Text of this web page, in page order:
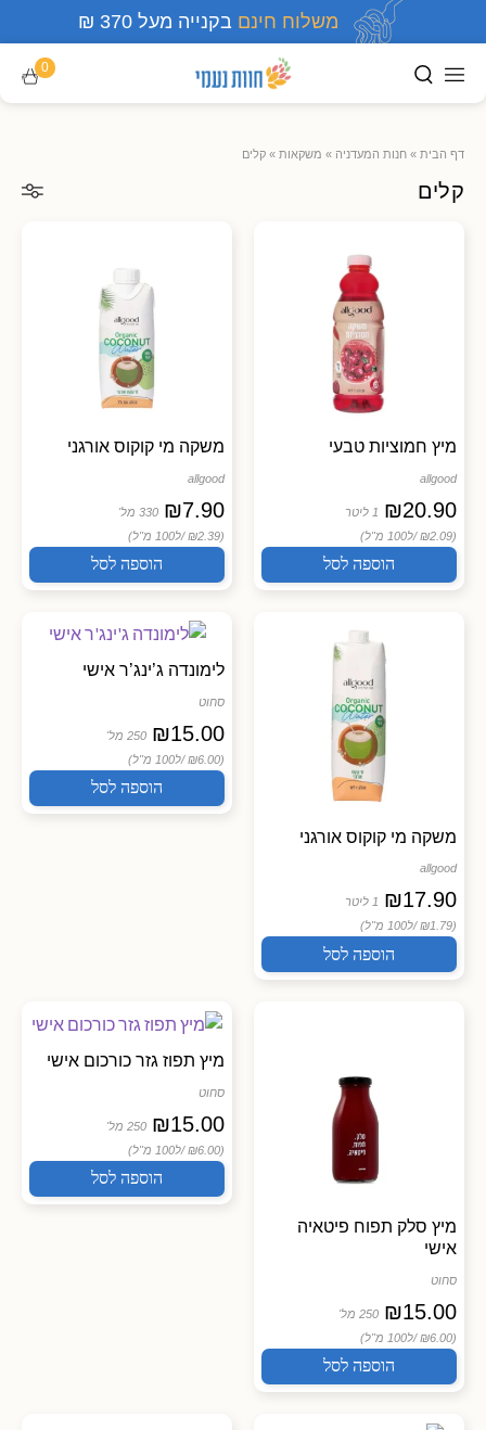
משלוח חינם בקנייה מעל 370 ₪
0
דף הבית » חנות המעדניה » משקאות » קלים
קלים
מיץ חמוציות טבעי
allgood
₪20.90
1 ליטר
(₪2.09 /
ל100 מ"ל)
הוספה לסל
משקה מי קוקוס אורגני
allgood
₪7.90
330 מל'
(₪2.39 /
ל100 מ"ל)
הוספה לסל
משקה מי קוקוס אורגני
allgood
₪17.90
1 ליטר
(₪1.79 /
ל100 מ"ל)
הוספה לסל
לימונדה ג’ינג’ר אישי
סחוט
₪15.00
250 מל'
(₪6.00 /
ל100 מ"ל)
הוספה לסל
מיץ סלק תפוח פיטאיה
אישי
סחוט
₪15.00
250 מל'
(₪6.00 /
ל100 מ"ל)
הוספה לסל
מיץ תפוז גזר כורכום אישי
סחוט
₪15.00
250 מל'
(₪6.00 /
ל100 מ"ל)
הוספה לסל